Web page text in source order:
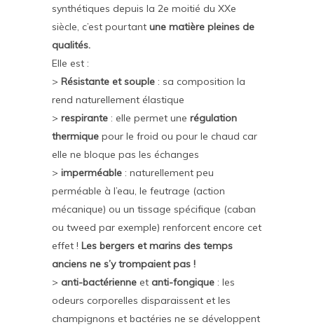
synthétiques depuis la 2e moitié du XXe
siècle, c’est pourtant une matière pleines de
qualités.
Elle est :
> Résistante et souple : sa composition la
rend naturellement élastique
> respirante : elle permet une régulation
thermique pour le froid ou pour le chaud car
elle ne bloque pas les échanges
> imperméable : naturellement peu
perméable à l’eau, le feutrage (action
mécanique) ou un tissage spécifique (caban
ou tweed par exemple) renforcent encore cet
effet ! Les bergers et marins des temps
anciens ne s’y trompaient pas !
> anti-bactérienne et anti-fongique : les
odeurs corporelles disparaissent et les
champignons et bactéries ne se développent